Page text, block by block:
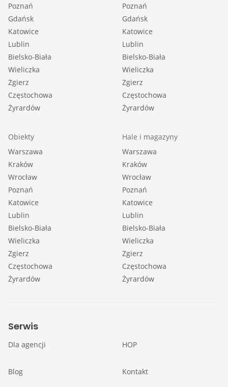
Poznań
Gdańsk
Katowice
Lublin
Bielsko-Biała
Wieliczka
Zgierz
Częstochowa
Żyrardów
Poznań
Gdańsk
Katowice
Lublin
Bielsko-Biała
Wieliczka
Zgierz
Częstochowa
Żyrardów
Obiekty
Warszawa
Kraków
Wrocław
Poznań
Katowice
Lublin
Bielsko-Biała
Wieliczka
Zgierz
Częstochowa
Żyrardów
Hale i magazyny
Warszawa
Kraków
Wrocław
Poznań
Katowice
Lublin
Bielsko-Biała
Wieliczka
Zgierz
Częstochowa
Żyrardów
Serwis
Dla agencji HOP
Blog Kontakt